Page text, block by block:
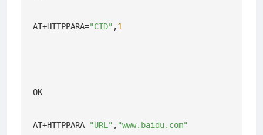
AT+HTTPPARA="CID" ,1
OK
AT+HTTPPARA="URL" , "www.baidu.com"